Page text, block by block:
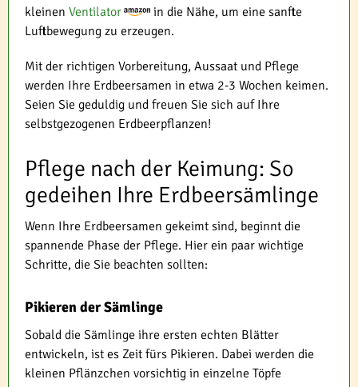
kleinen Ventilator
in die Nähe, um eine sanfte
Luftbewegung zu erzeugen.
Mit der richtigen Vorbereitung, Aussaat und Pflege
werden Ihre Erdbeersamen in etwa 2-3 Wochen keimen.
Seien Sie geduldig und freuen Sie sich auf Ihre
selbstgezogenen Erdbeerpflanzen!
Pflege nach der Keimung: So
gedeihen Ihre Erdbeersämlinge
Wenn Ihre Erdbeersamen gekeimt sind, beginnt die
spannende Phase der Pflege. Hier ein paar wichtige
Schritte, die Sie beachten sollten:
Pikieren der Sämlinge
Sobald die Sämlinge ihre ersten echten Blätter
entwickeln, ist es Zeit fürs Pikieren. Dabei werden die
kleinen Pflänzchen vorsichtig in einzelne Töpfe